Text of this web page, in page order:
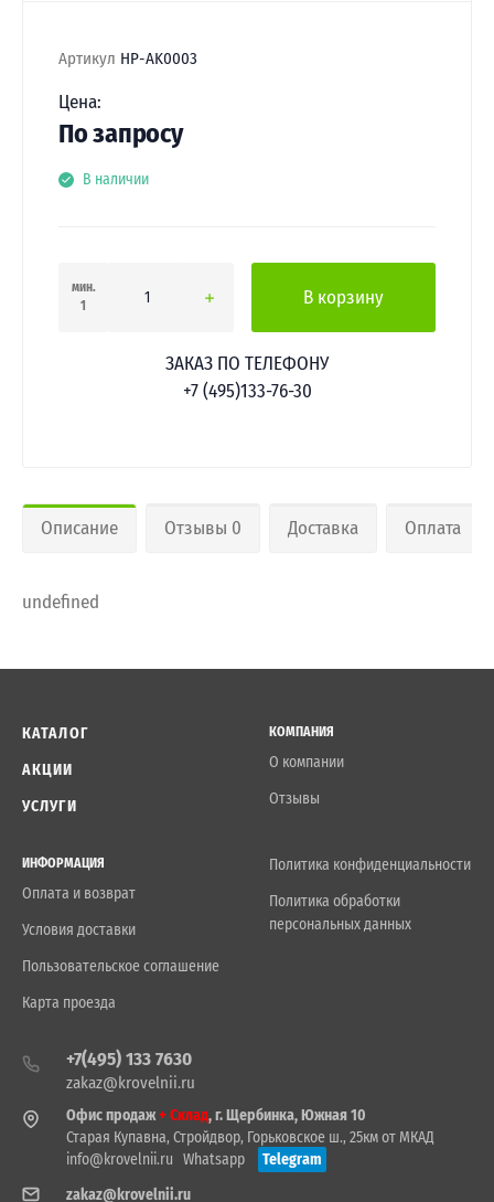
Артикул HP-AK0003
Цена:
По запросу
В наличии
мин.
1
В корзину
ЗАКАЗ ПО ТЕЛЕФОНУ
+7 (495)133-76-30
Описание Отзывы 0 Доставка Оплата
undefined
КАТАЛОГ
АКЦИИ
УСЛУГИ
КОМПАНИЯ
О компании
Отзывы
ИНФОРМАЦИЯ
Оплата и возврат
Условия доставки
Пользовательское соглашение
Карта проезда
Политика конфиденциальности
Политика обработки
персональных данных
+7(495) 133 7630
zakaz@krovelnii.ru
Офис продаж+ Склад, г. Щербинка, Южная 10
Старая Купавна, Стройдвор, Горьковское ш., 25км от МКАД
info@krovelnii.ru Whatsapp
Telegram
zakaz@krovelnii.ru